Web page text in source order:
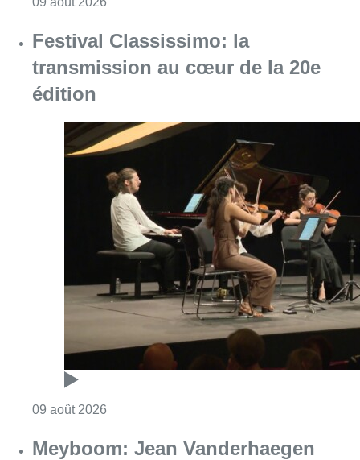
Festival Classissimo: la
transmission au cœur de la 20e
édition
09 août 2026
Meyboom: Jean Vanderhaegen